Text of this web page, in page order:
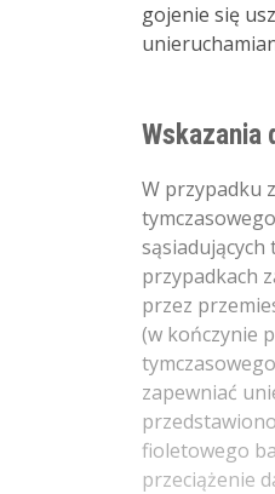
gojenie się
Wskazania
W przypadku
przypadkach
przez
(w kończynie
zapewniać
fioletowego
przeciążenie